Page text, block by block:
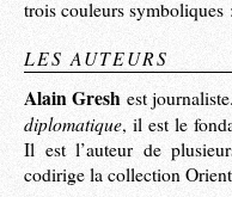
trois couleurs
LES AUTEURS
Alain Gresh est
diplomatique, il est le
Il est l’auteur de
codirige la collection